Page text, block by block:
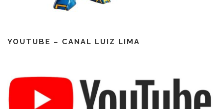
YOUTUBE – CANAL LUIZ LIMA